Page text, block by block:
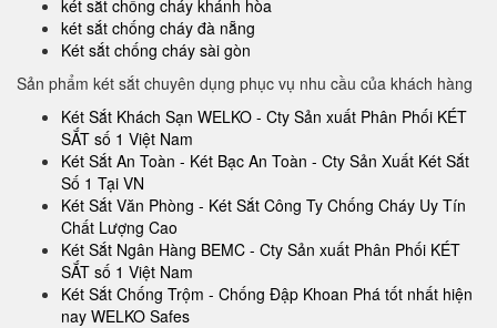
két sắt chống cháy khánh hòa
két sắt chống cháy đà nẵng
Két sắt chống cháy sài gòn
Sản phẩm két sắt chuyên dụng phục vụ nhu cầu của khách hàng
Két Sắt Khách Sạn WELKO - Cty Sản xuất Phân Phối KÉT
SẮT số 1 Việt Nam
Két Sắt An Toàn - Két Bạc An Toàn - Cty Sản Xuất Két Sắt
Số 1 Tại VN
Két Sắt Văn Phòng - Két Sắt Công Ty Chống Cháy Uy Tín
Chất Lượng Cao
Két Sắt Ngân Hàng BEMC - Cty Sản xuất Phân Phối KÉT
SẮT số 1 Việt Nam
Két Sắt Chống Trộm - Chống Đập Khoan Phá tốt nhất hiện
nay WELKO Safes